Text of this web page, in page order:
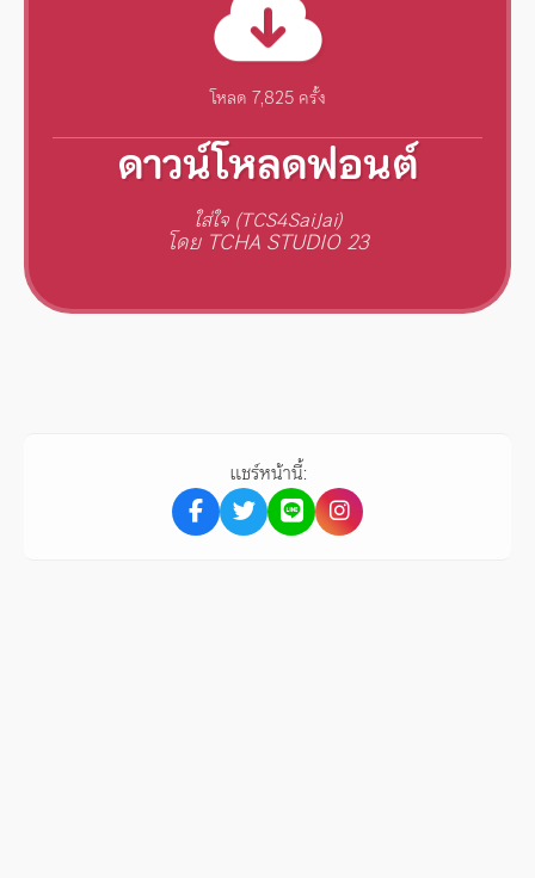
โหลด 7,825 ครั้ง
ดาวน์โหลดฟอนต์
ใส่ใจ (TCS4SaiJai)
โดย TCHA STUDIO 23
แชร์หน้านี้: